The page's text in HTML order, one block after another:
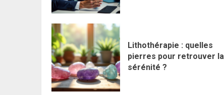
Lithothérapie : quelles
pierres pour retrouver la
sérénité ?